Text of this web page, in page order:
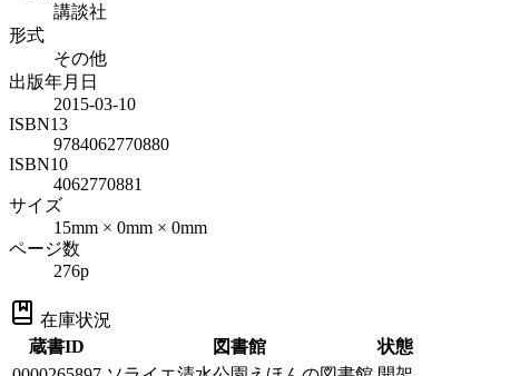
講談社
形式
その他
出版年月日
2015-03-10
ISBN13
9784062770880
ISBN10
4062770881
サイズ
15mm × 0mm × 0mm
ページ数
276p
在庫状況
蔵書ID
図書館
状態